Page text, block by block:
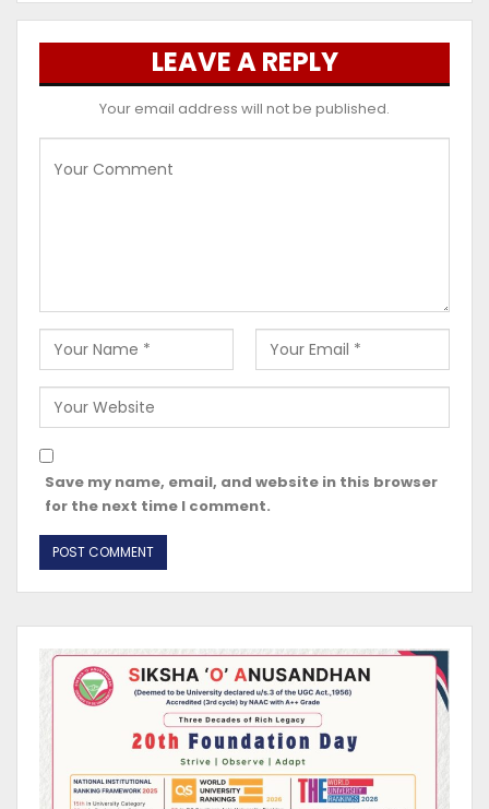
LEAVE A REPLY
Your email address will not be published.
Save my name, email, and website in this browser
for the next time I comment.